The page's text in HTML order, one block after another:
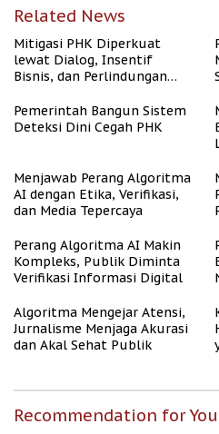
Related News
Mitigasi PHK Diperkuat
lewat Dialog, Insentif
Bisnis, dan Perlindungan
Pemerintah Bangun Sistem
Deteksi Dini Cegah PHK
Menjawab Perang Algoritma
AI dengan Etika, Verifikasi,
dan Media Tepercaya
Perang Algoritma AI Makin
Kompleks, Publik Diminta
Verifikasi Informasi Digital
Algoritma Mengejar Atensi,
Jurnalisme Menjaga Akurasi
dan Akal Sehat Publik
Recommendation for You